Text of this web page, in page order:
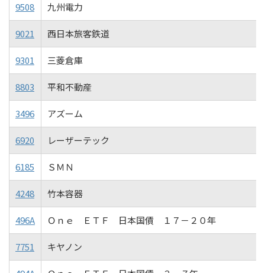
9508 九州電力
9021 西日本旅客鉄道
9301 三菱倉庫
8803 平和不動産
3496 アズーム
6920 レーザーテック
6185 ＳＭＮ
4248 竹本容器
496A Ｏｎｅ ＥＴＦ 日本国債 １７－２０年
7751 キヤノン